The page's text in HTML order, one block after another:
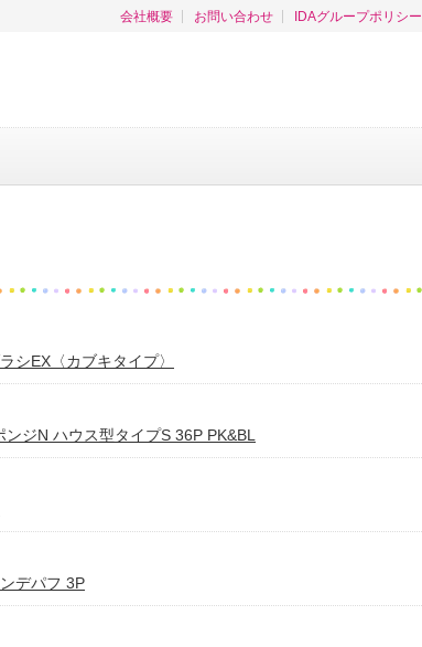
会社概要 お問い合わせ IDAグループポリシー
シEX〈カブキタイプ〉
ジN ハウス型タイプS 36P PK&BL
デパフ 3P